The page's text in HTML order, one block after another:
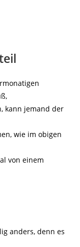
kann jemand der
wie im obigen
von einem
anders, denn es